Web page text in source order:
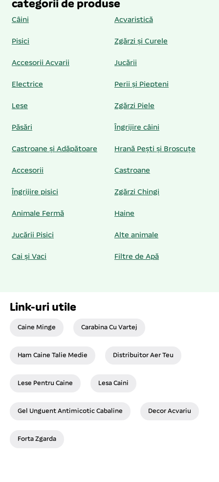
categorii de produse
Câini Acvaristică
Pisici Zgărzi și Curele
Accesorii Acvarii Jucării
Electrice Perii și Piepteni
Lese Zgărzi Piele
Păsări Îngrijire câini
Castroane și Adăpătoare Hrană Pești și Broscuțe
Accesorii Castroane
Îngrijire pisici Zgărzi Chingi
Animale Fermă Haine
Jucării Pisici Alte animale
Cai și Vaci Filtre de Apă
Link-uri utile
Caine Minge Carabina Cu Vartej
Ham Caine Talie Medie Distribuitor Aer Teu
Lese Pentru Caine Lesa Caini
Gel Unguent Antimicotic Cabaline Decor Acvariu
Forta Zgarda